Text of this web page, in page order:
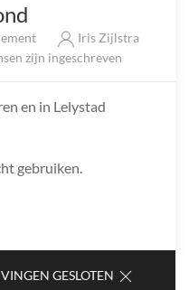
Iris Zijlstra
zijn ingeschreven
en in Lelystad
gebruiken.
GESLOTEN